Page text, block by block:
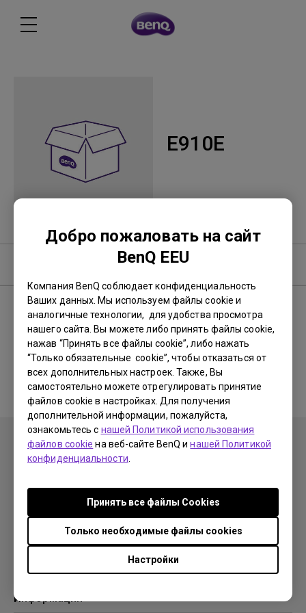
Добро пожаловать на сайт
BenQ EEU
Компания BenQ соблюдает конфиденциальность
Ваших данных. Мы используем файлы cookie и
аналогичные технологии, для удобства просмотра
нашего сайта. Вы можете либо принять файлы cookie,
нажав “Принять все файлы cookie”, либо нажать
“Только обязательные cookie”, чтобы отказаться от
всех дополнительных настроек. Также, Вы
самостоятельно можете отрегулировать принятие
файлов cookie в настройках. Для получения
дополнительной информации, пожалуйста,
ознакомьтесь с нашей Политикой использования
файлов cookie на веб-сайте BenQ инашей Политикой
конфиденциальности
Настройки
Только необходимые файлы cookies
Принять все файлы Сookies
E910E
Программное обеспечение
Соответствующие программы
и драйверы отсутствуют
Продукция
Мониторы
Решения
Поддержка
Ресурсы
Информация